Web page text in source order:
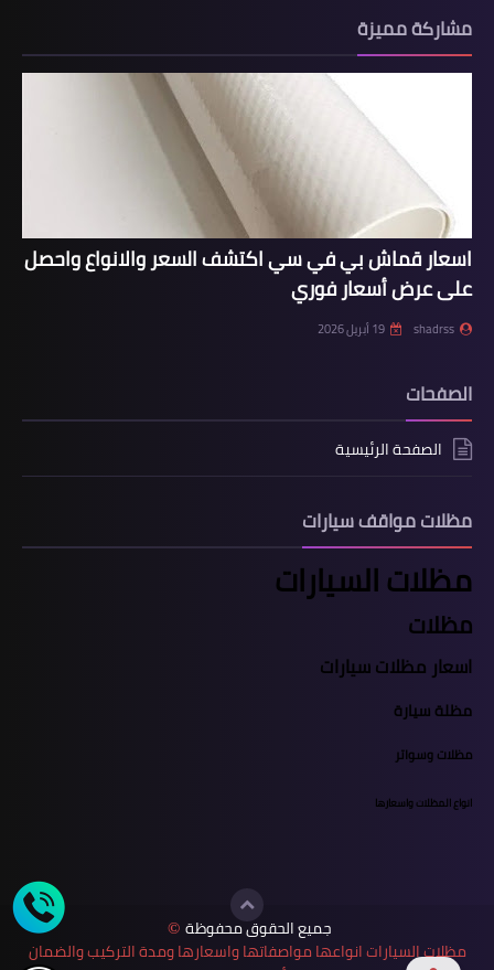
مشاركة مميزة
اسعار قماش بي في سي اكتشف السعر والانواع واحصل
على عرض أسعار فوري
shadrss 19 أبريل 2026
الصفحات
الصفحة الرئيسية
مظلات مواقف سيارات
مظلات السيارات
مظلات
اسعار مظلات سيارات
مظلة سيارة
مظلات وسواتر
انواع المظلات واسعارها
جميع الحقوق محفوظة ©
مظلات السيارات انواعها مواصفاتها واسعارها ومدة التركيب والضمان